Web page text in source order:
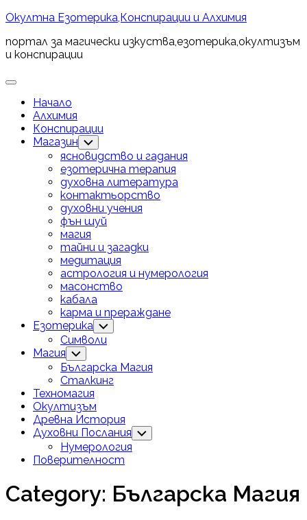
Skip
content
Окултна Езотерика,Конспирации и Алхимия
портал за магически изкуства,езотерика,окултизъм
и конспирации
Expand
Начало
Алхимия
Конспирации
Магазин Toggle
Child
Menu
ясновидство и гадания
езотерична терапия
духовна литература
контактьорство
духовни учения
фън шуй
магия
тайни и загадки
медитация
астрология и нумерология
масонство
кабала
карма и прераждане
Езотерика Toggle
Child
Menu
Символи
Current
Page
Parent
Магия Toggle
Child
Menu
Current
Page:
Българска Магия
Сталкинг
Техномагия
Окултизъм
Древна История
Духовни Послания Toggle
Child
Нумерология
Поверителност
Category: Българска Магия